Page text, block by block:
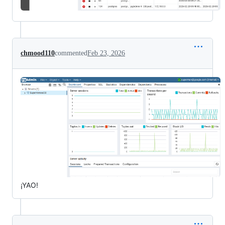
chmood110commentedFeb 23, 2026
¡YAO!